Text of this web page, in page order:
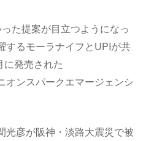
た提案が目立つようになっ
するモーラナイフとUPIが共
発売された
オンスパークエマージェンシ
光彦が阪神・淡路大震災で被